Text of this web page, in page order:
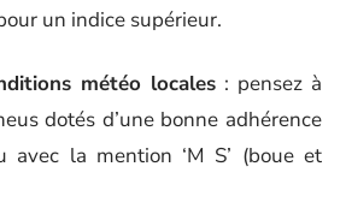
un indice supérieur.
météo locales : pensez à
dotés d’une bonne adhérence
avec la mention ‘M S’ (boue et